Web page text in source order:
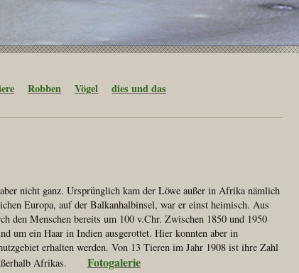
Robben Vögel dies und das
nicht ganz. Ursprünglich kam der Löwe außer in Afrika nämlich
Europa, auf der Balkanhalbinsel, war er einst heimisch. Aus
den Menschen bereits um 100 v.Chr. Zwischen 1850 und 1950
um ein Haar in Indien ausgerottet. Hier konnten aber in
erhalten werden. Von 13 Tieren im Jahr 1908 ist ihre Zahl
außerhalb Afrikas. Fotogalerie